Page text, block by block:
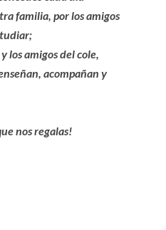
familia, por los amigos
los amigos del cole,
acompañan y
nos regalas!